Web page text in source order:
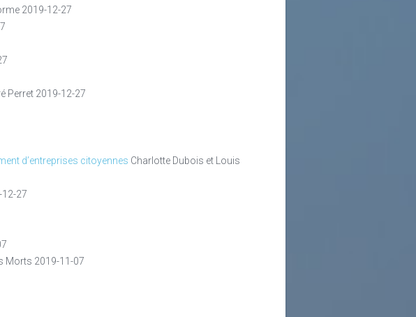
2019-12-27
Perret 2019-12-27
d’entreprises citoyennes Charlotte Dubois et Louis
27
Morts 2019-11-07